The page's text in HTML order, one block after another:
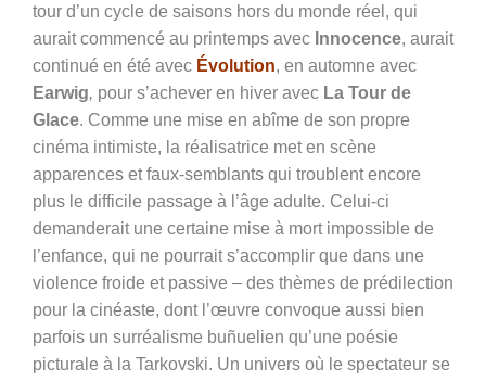
tour d’un cycle de saisons hors du monde réel, qui
aurait commencé au printemps avec Innocence, aurait
continué en été avec Évolution, en automne avec
Earwig, pour s’achever en hiver avec La Tour de
Glace. Comme une mise en abîme de son propre
cinéma intimiste, la réalisatrice met en scène
apparences et faux-semblants qui troublent encore
plus le difficile passage à l’âge adulte. Celui-ci
demanderait une certaine mise à mort impossible de
l’enfance, qui ne pourrait s’accomplir que dans une
violence froide et passive – des thèmes de prédilection
pour la cinéaste, dont l’œuvre convoque aussi bien
parfois un surréalisme buñuelien qu’une poésie
picturale à la Tarkovski. Un univers où le spectateur se